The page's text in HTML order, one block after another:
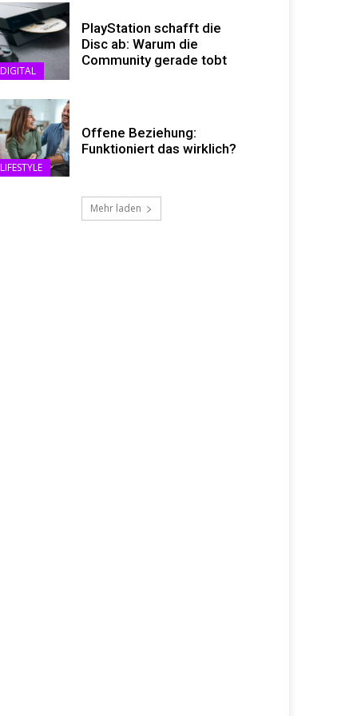
DIGITAL
PlayStation schafft die
Disc ab: Warum die
Community gerade tobt
LIFESTYLE
Offene Beziehung:
Funktioniert das wirklich?
Mehr laden